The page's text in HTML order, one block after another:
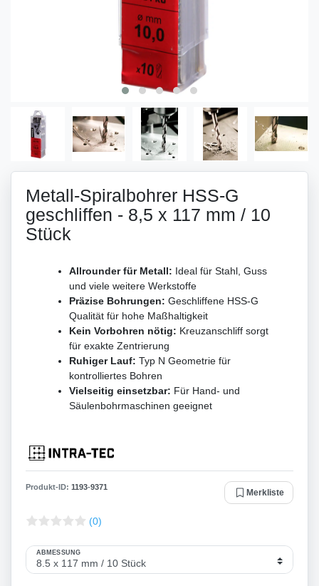
Metall-Spiralbohrer HSS-G
geschliffen - 8,5 x 117 mm / 10
Stück
Allrounder für Metall: Ideal für Stahl, Guss
und viele weitere Werkstoffe
Präzise Bohrungen: Geschliffene HSS-G
Qualität für hohe Maßhaltigkeit
Kein Vorbohren nötig: Kreuzanschliff sorgt
für exakte Zentrierung
Ruhiger Lauf: Typ N Geometrie für
kontrolliertes Bohren
Vielseitig einsetzbar: Für Hand- und
Säulenbohrmaschinen geeignet
Produkt-ID: 1193-9371
Merkliste
(0)
ABMESSUNG